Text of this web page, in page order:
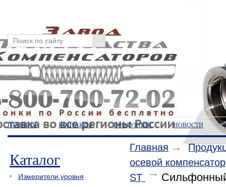
ГЛАВНАЯ КОНТАКТЫ ПРОДУКЦИЯ НОВОСТИ
Каталог
Измерители уровня
Главная
осевой
ST